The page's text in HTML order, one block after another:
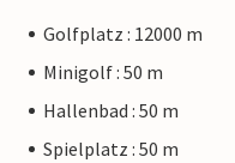
Golfplatz : 12000 m
Minigolf : 50 m
Hallenbad : 50 m
Spielplatz : 50 m